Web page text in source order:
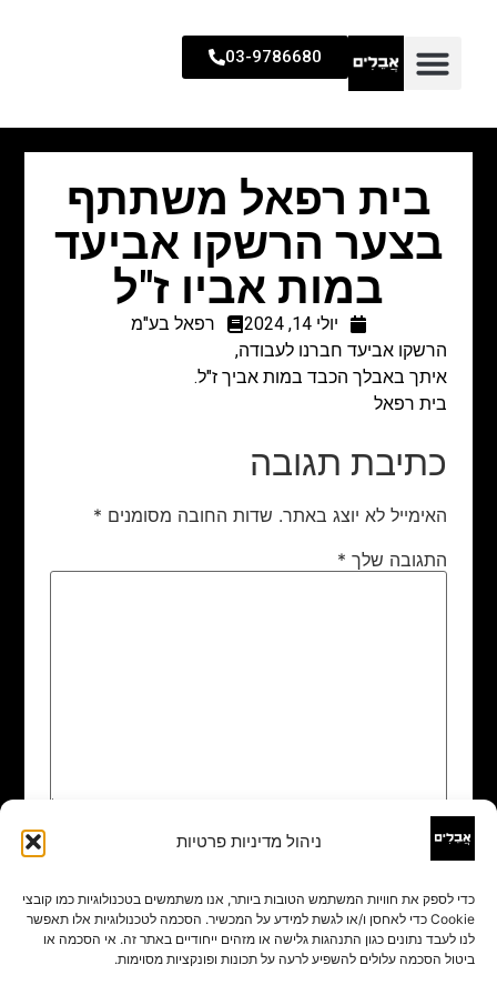
ניהול מדיניות פרטיות
כדי לספק את חוויות המשתמש הטובות ביותר, אנו משתמשים בטכנולוגיות כמו קובצי
Cookie כדי לאחסן ו/או לגשת למידע על המכשיר. הסכמה לטכנולוגיות אלו תאפשר
לנו לעבד נתונים כגון התנהגות גלישה או מזהים ייחודיים באתר זה. אי הסכמה או
ביטול הסכמה עלולים להשפיע לרעה על תכונות ופונקציות מסוימות.
03-9786680
בית רפאל משתתף
בצער הרשקו אביעד
במות אביו ז"ל
יולי 14, 2024
רפאל בע"מ
הרשקו אביעד חברנו לעבודה,
איתך באבלך הכבד במות אביך ז"ל.
בית רפאל
כתיבת תגובה
האימייל לא יוצג באתר. שדות החובה מסומנים *
התגובה שלך *
שם
אימייל*